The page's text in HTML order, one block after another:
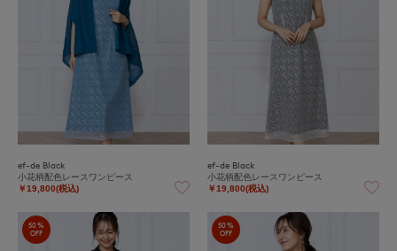
ef-de Black
小花柄配色レースワンピース
￥19,800(税込)
ef-de Black
小花柄配色レースワンピース
￥19,800(税込)
50%
OFF
50%
OFF